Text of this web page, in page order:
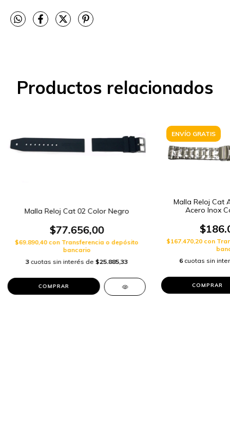
Productos relacionados
Malla Reloj Cat 02 Color Negro
$77.656,00
$69.890,40 con Transferencia o depósito
bancario
3 cuotas sin interés de $25.885,33
COMPRAR
ENVÍO GRATIS
Malla Reloj Cat
Acero Inox
$167.470,20 con
6 cuotas sin
COMPRAR